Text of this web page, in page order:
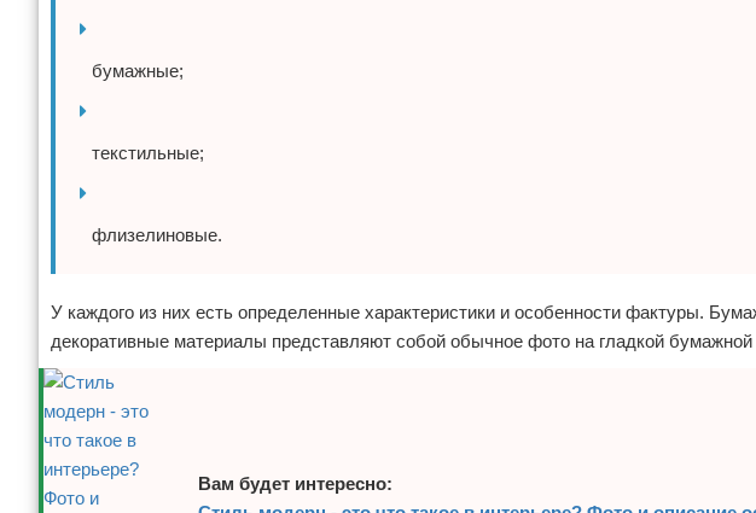
бумажные;
текстильные;
флизелиновые.
У каждого из них есть определенные характеристики и особенности фактуры.
декоративные материалы представляют собой обычное фото на гладкой бумажной
Вам будет интересно: